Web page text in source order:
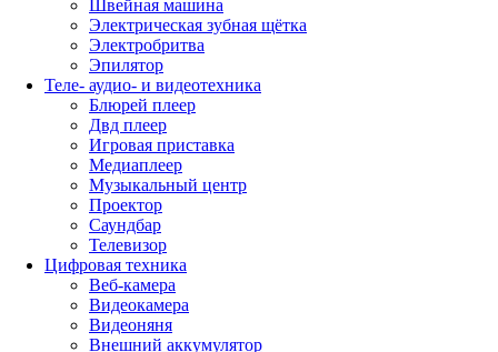
Швейная машина
Электрическая зубная щётка
Электробритва
Эпилятор
Теле- аудио- и видеотехника
Блюрей плеер
Двд плеер
Игровая приставка
Медиаплеер
Музыкальный центр
Проектор
Саундбар
Телевизор
Цифровая техника
Веб-камера
Видеокамера
Видеоняня
Внешний аккумулятор